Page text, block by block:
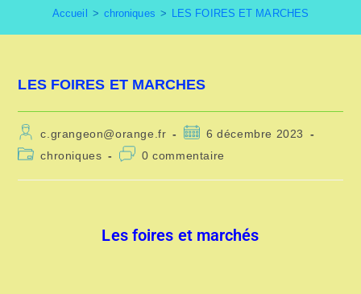
Accueil > chroniques > LES FOIRES ET MARCHES
LES FOIRES ET MARCHES
c.grangeon@orange.fr
6 décembre 2023
chroniques
0 commentaire
Les foires et marchés